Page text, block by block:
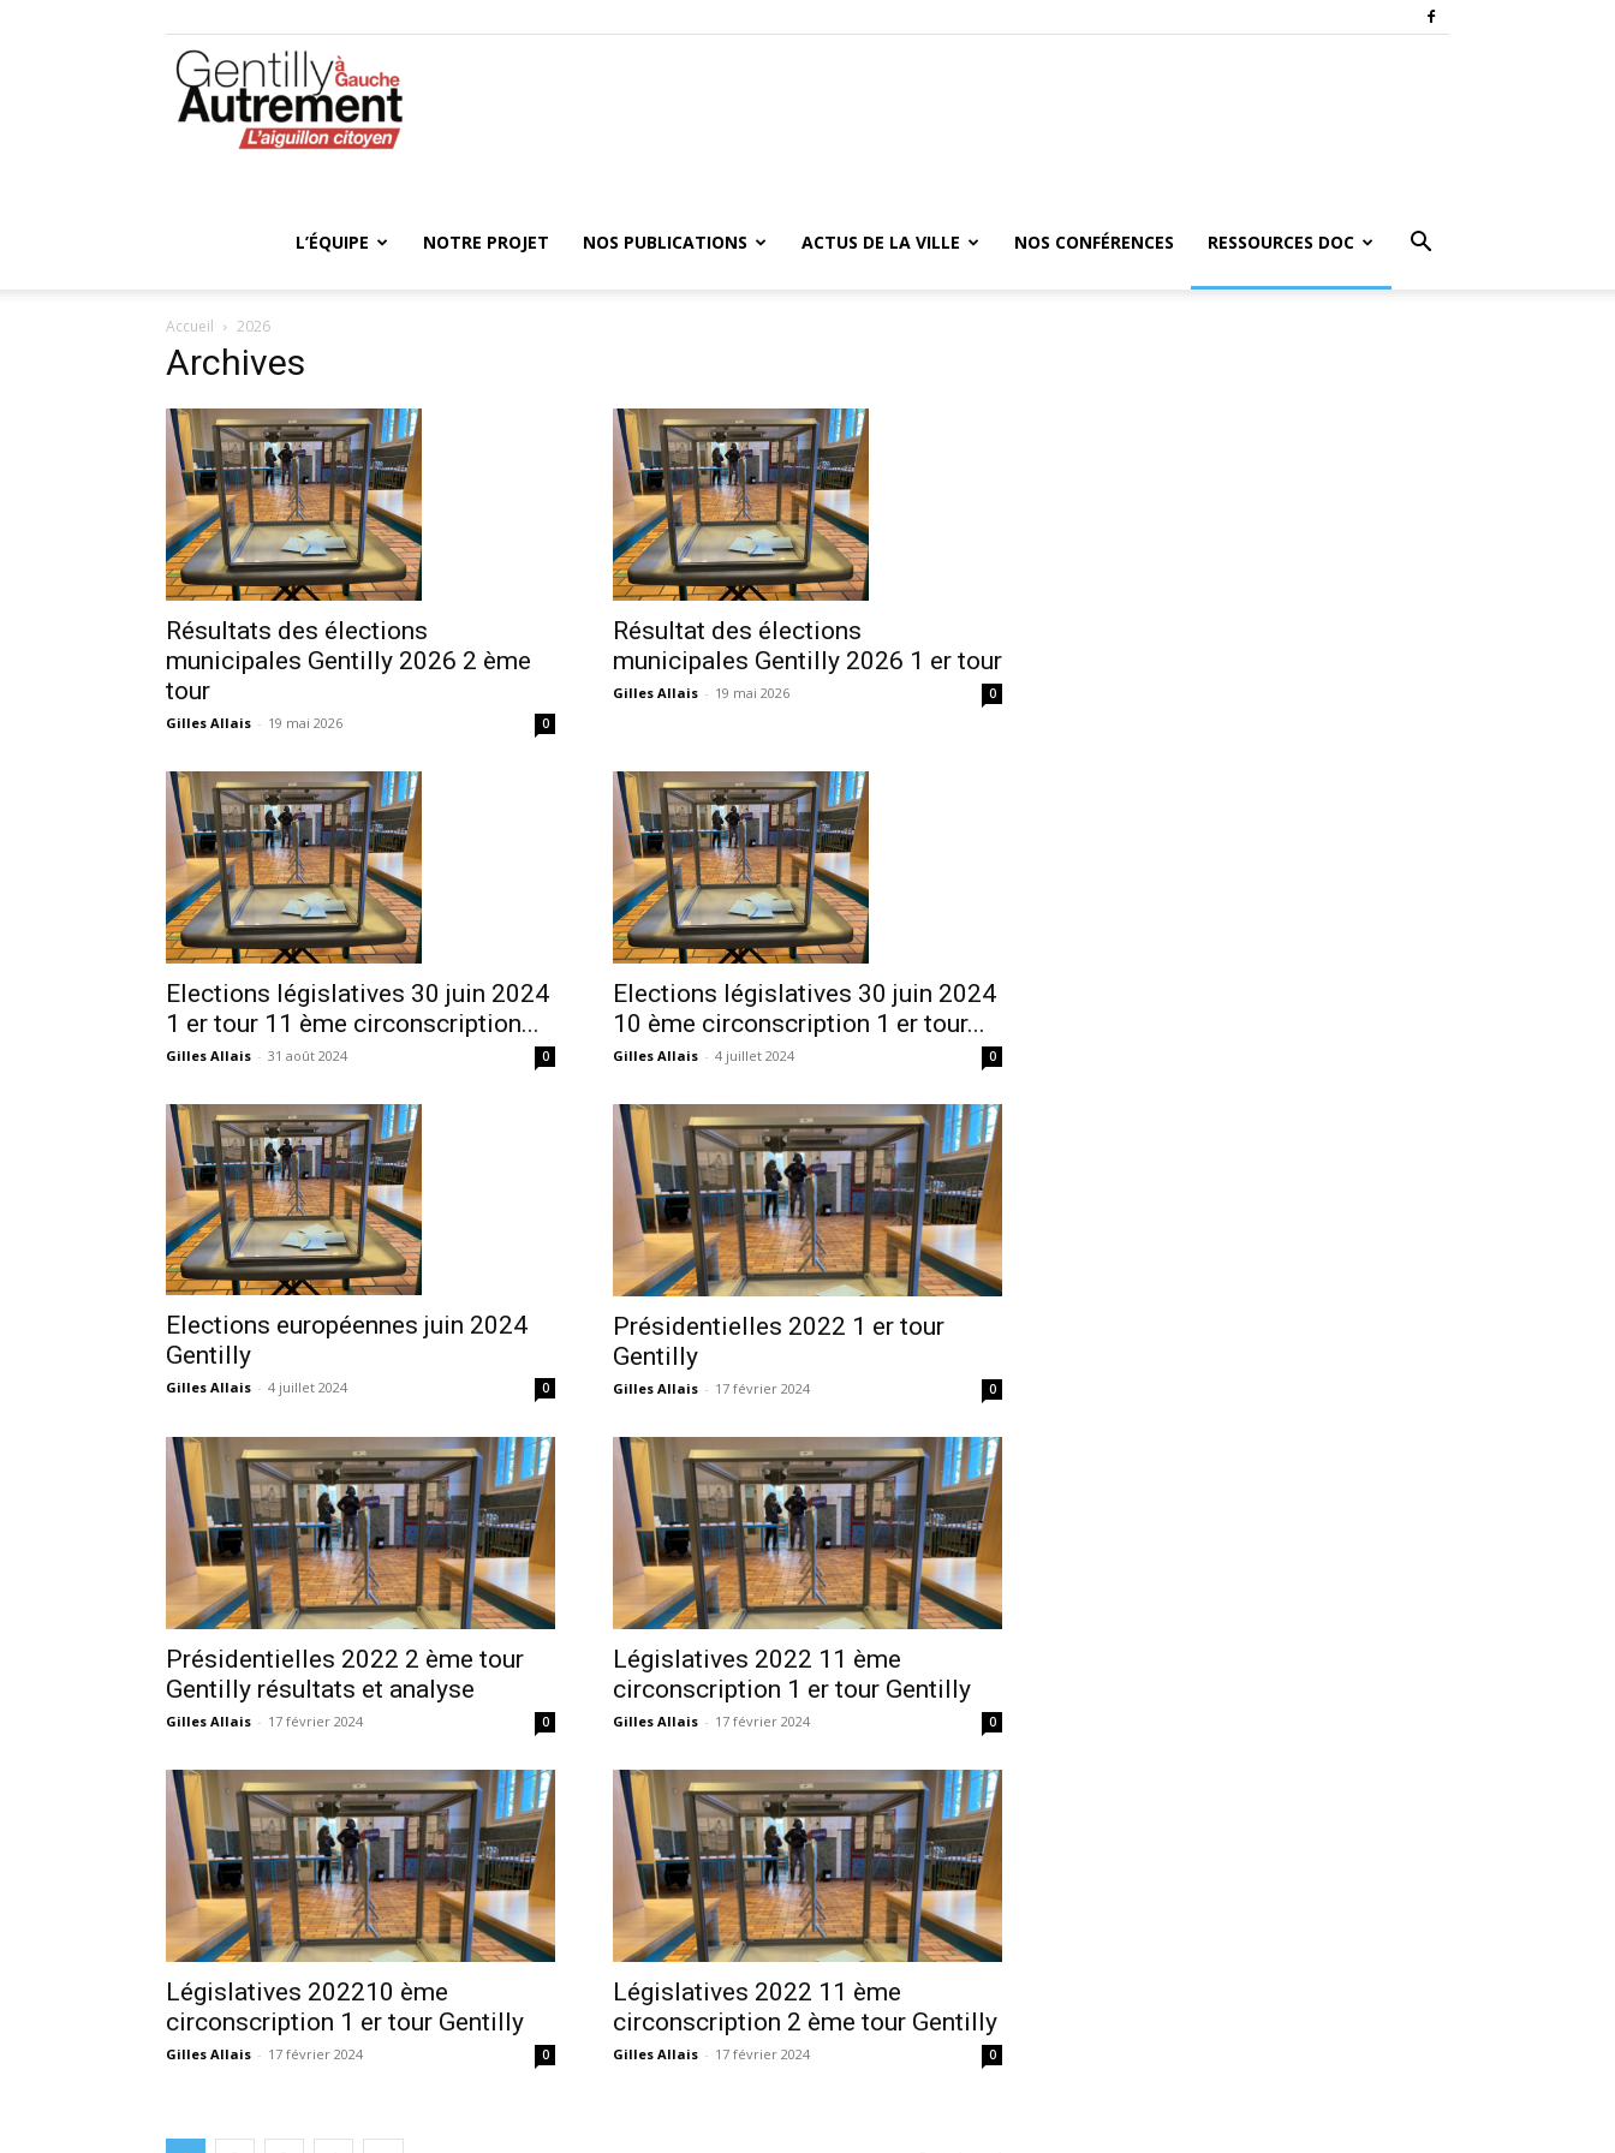
L’ÉQUIPE NOTRE PROJET NOS PUBLICATIONS ACTUS DE LA VILLE NOS CONFÉRENCES RESSOURCES DOC
Accueil 2026
Archives
Résultats des élections
municipales Gentilly 2026 2 ème
tour
Gilles Allais - 19 mai 2026 0
Résultat des élections
municipales Gentilly 2026 1 er tour
Gilles Allais - 19 mai 2026 0
Elections législatives 30 juin 2024
1 er tour 11 ème circonscription...
Gilles Allais - 31 août 2024 0
Elections législatives 30 juin 2024
10 ème circonscription 1 er tour...
Gilles Allais - 4 juillet 2024 0
Elections européennes juin 2024
Gentilly
Gilles Allais - 4 juillet 2024 0
Présidentielles 2022 1 er tour
Gentilly
Gilles Allais - 17 février 2024 0
Présidentielles 2022 2 ème tour
Gentilly résultats et analyse
Gilles Allais - 17 février 2024 0
Législatives 2022 11 ème
circonscription 1 er tour Gentilly
Gilles Allais - 17 février 2024 0
Législatives 202210 ème
circonscription 1 er tour Gentilly
Gilles Allais - 17 février 2024 0
Législatives 2022 11 ème
circonscription 2 ème tour Gentilly
Gilles Allais - 17 février 2024 0